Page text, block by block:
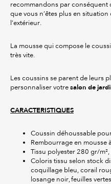
recommandons par conséquent
que vous n’êtes plus en
l’extérieur.
La mousse qui compose le
très vite.
Les coussins se parent de leurs
personnaliser votre salon de
CARACTERISTIQUES
Coussin déhoussable
Rembourrage en mousse
Tissu polyester 280 gr/m²,
Coloris tissu selon stock
coquillage bleu, corail
losange noir, feuilles